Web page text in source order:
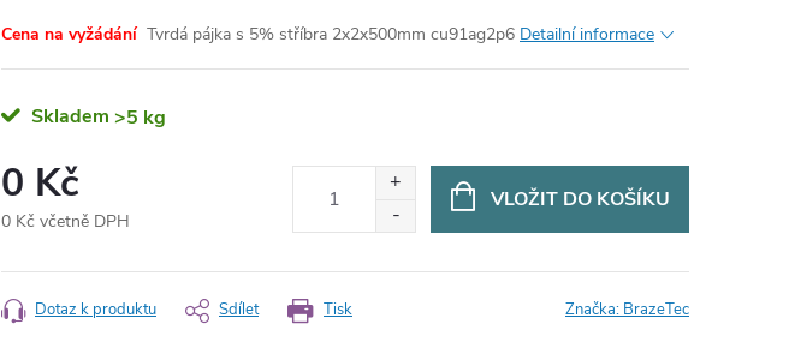
Cena na vyžádání Tvrdá pájka s 5% stříbra 2x2x500mm cu91ag2p6 Detailní informace
Skladem >5 kg
0 Kč
0 Kč včetně DPH
cena:
VLOŽIT DO KOŠÍKU
Tisk
Dotaz k produktu Sdílet Značka: BrazeTec